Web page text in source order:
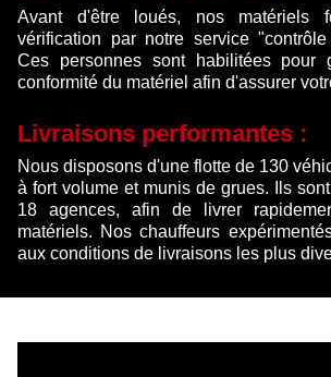
Avant d'être loués, nos matériels
vérification par notre service
Ces personnes sont habilitées pour
conformité du matériel afin d'assurer
Livraisons performantes :
Nous disposons d'une flotte de 130
à fort volume et munis de grues. Ils
18 agences, afin de livrer
matériels. Nos chauffeurs
aux conditions de livraisons les plus